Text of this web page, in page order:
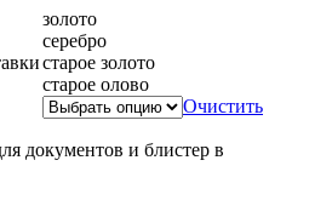
золото
серебро
старое золото
старое олово
Очистить
документов и блистер в